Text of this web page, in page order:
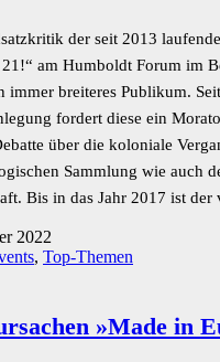
der seit 2013
am Humboldt Forum im
immer breiteres Publikum.
fordert diese ein
über die koloniale
Sammlung wie auch
Bis in das Jahr 2017 ist
2022
, Top-Themen
»Made in